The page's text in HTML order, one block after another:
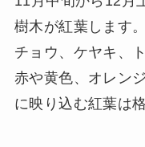
樹木が紅葉します
チョウ、ケヤキ、
赤や黄色、オレン
に映り込む紅葉は